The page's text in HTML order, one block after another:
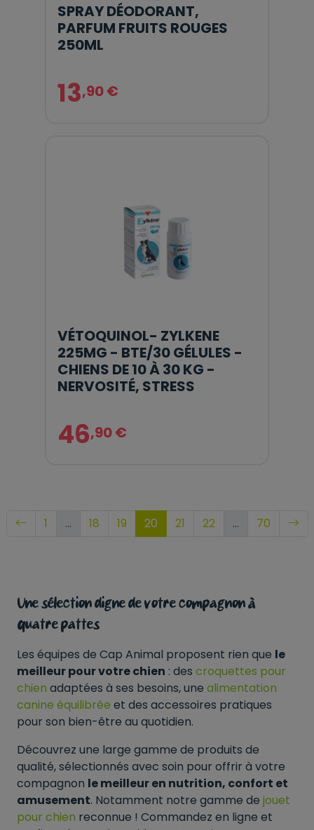
SPRAY DÉODORANT,
PARFUM FRUITS ROUGES
250ML
13,90 €
VÉTOQUINOL- ZYLKENE
225MG - BTE/30 GÉLULES -
CHIENS DE 10 À 30 KG -
NERVOSITÉ, STRESS
46,90 €
1 … 18 19 20 21 22 … 70
Une sélection digne de votre compagnon à
quatre pattes
Les équipes de Cap Animal proposent rien que le
meilleur pour votre chien : des croquettes pour
chien adaptées à ses besoins, une alimentation
canine équilibrée et des accessoires pratiques
pour son bien-être au quotidien.
Découvrez une large gamme de produits de
qualité, sélectionnés avec soin pour offrir à votre
compagnon le meilleur en nutrition, confort et
amusement. Notamment notre gamme de jouet
pour chien reconnue ! Commandez en ligne et